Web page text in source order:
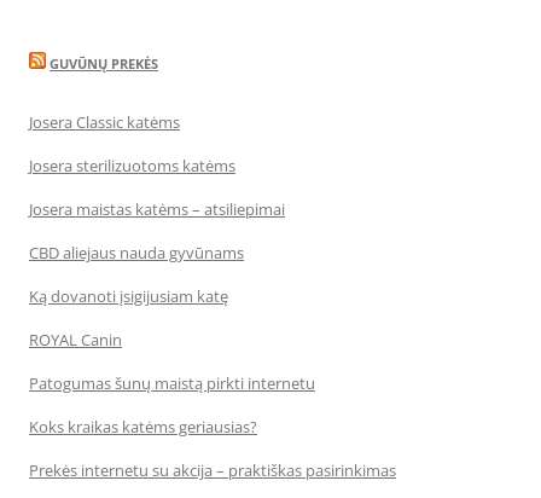
GUVŪNŲ PREKĖS
Josera Classic katėms
Josera sterilizuotoms katėms
Josera maistas katėms – atsiliepimai
CBD aliejaus nauda gyvūnams
Ką dovanoti įsigijusiam katę
ROYAL Canin
Patogumas šunų maistą pirkti internetu
Koks kraikas katėms geriausias?
Prekės internetu su akcija – praktiškas pasirinkimas